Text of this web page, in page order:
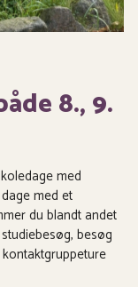
8., 9.
med
med et
du blandt andet
besøg